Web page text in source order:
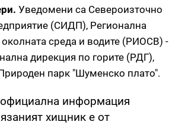
Уведомени са Североизточно
(СИДП), Регионална
среда и водите (РИОСВ) -
дирекция по горите (РДГ),
парк "Шуменско плато".
информация
хищник е от